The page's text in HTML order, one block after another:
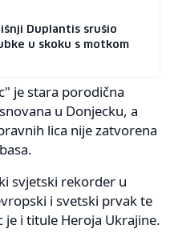
Duplantis srušio
u skoku s motkom
je stara porodična
u Donjecku, a
lica nije zatvorena
svjetski rekorder u
i svetski prvak te
i titule Heroja Ukrajine.